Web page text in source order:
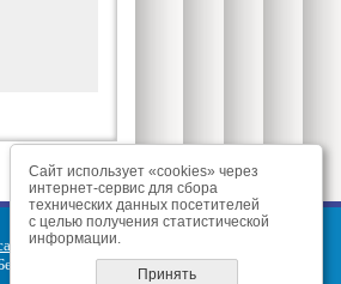
Сайт использует «cookies» через
интернет-сервис для сбора
технических данных посетителей
с целью получения статистической
информации.
Принять